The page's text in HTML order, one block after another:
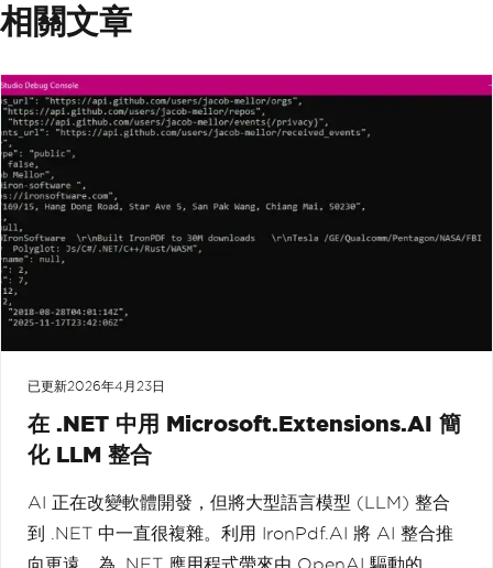
相關文章
已更新2026年4月23日
在 .NET 中用 Microsoft.Extensions.AI 簡
化 LLM 整合
AI 正在改變軟體開發，但將大型語言模型 (LLM) 整合
到 .NET 中一直很複雜。利用 IronPdf.AI 將 AI 整合推
向更遠，為 .NET 應用程式帶來由 OpenAI 驅動的